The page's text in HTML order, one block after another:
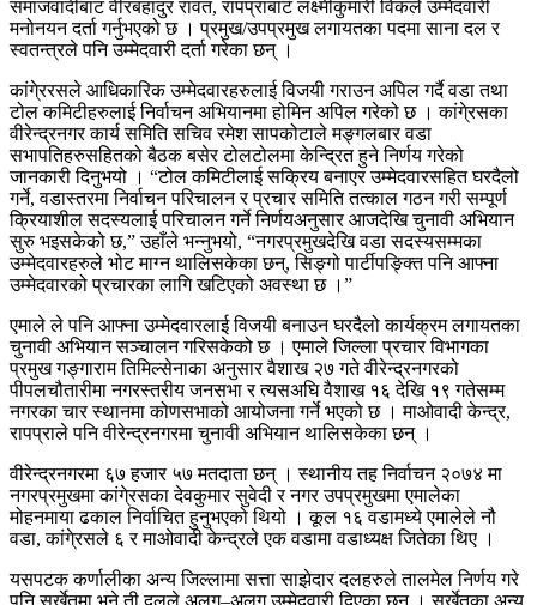
समाजवादीबाट वीरबहादुर रावत, रापप्राबाट लक्ष्मीकुमारी विकले उम्मेदवारी
मनोनयन दर्ता गर्नुभएको छ । प्रमुख/उपप्रमुख लगायतका पदमा साना दल र
स्वतन्त्रले पनि उम्मेदवारी दर्ता गरेका छन् ।
कांगे्ररसले आधिकारिक उम्मेदवारहरुलाई विजयी गराउन अपिल गर्दै वडा तथा
टोल कमिटीहरुलाई निर्वाचन अभियानमा होमिन अपिल गरेको छ । कांगे्रसका
वीरेन्द्रनगर कार्य समिति सचिव रमेश सापकोटाले मङ्गलबार वडा
सभापतिहरुसहितको बैठक बसेर टोलटोलमा केन्द्रित हुने निर्णय गरेको
जानकारी दिनुभयो । “टोल कमिटीलाई सक्रिय बनाएर उम्मेदवारसहित घरदैलो
गर्ने, वडास्तरमा निर्वाचन परिचालन र प्रचार समिति तत्काल गठन गरी सम्पूर्ण
क्रियाशील सदस्यलाई परिचालन गर्ने निर्णयअनुसार आजदेखि चुनावी अभियान
सुरु भइसकेको छ,” उहाँले भन्नुभयो, “नगरप्रमुखदेखि वडा सदस्यसम्मका
उम्मेदवारहरुले भोट माग्न थालिसकेका छन्, सिङ्गो पार्टीपङ्क्ति पनि आफ्ना
उम्मेदवारको प्रचारका लागि खटिएको अवस्था छ ।”
एमाले ले पनि आफ्ना उम्मेदवारलाई विजयी बनाउन घरदैलो कार्यक्रम लगायतका
चुनावी अभियान सञ्चालन गरिसकेको छ । एमाले जिल्ला प्रचार विभागका
प्रमुख गङ्गाराम तिमिल्सेनाका अनुसार वैशाख २७ गते वीरेन्द्रनगरको
पीपलचौतारीमा नगरस्तरीय जनसभा र त्यसअघि वैशाख १६ देखि १९ गतेसम्म
नगरका चार स्थानमा कोणसभाको आयोजना गर्ने भएको छ । माओवादी केन्द्र,
रापप्राले पनि वीरेन्द्रनगरमा चुनावी अभियान थालिसकेका छन् ।
वीरेन्द्रनगरमा ६७ हजार ५७ मतदाता छन् । स्थानीय तह निर्वाचन २०७४ मा
नगरप्रमुखमा कांगे्रसका देवकुमार सुवेदी र नगर उपप्रमुखमा एमालेका
मोहनमाया ढकाल निर्वाचित हुनुभएको थियो । कूल १६ वडामध्ये एमालेले नौ
वडा, कांगे्रसले ६ र माओवादी केन्द्रले एक वडामा वडाध्यक्ष जितेका थिए ।
यसपटक कर्णालीका अन्य जिल्लामा सत्ता साझेदार दलहरुले तालमेल निर्णय गरे